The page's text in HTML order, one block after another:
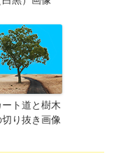
ート道と樹木
り抜き画像